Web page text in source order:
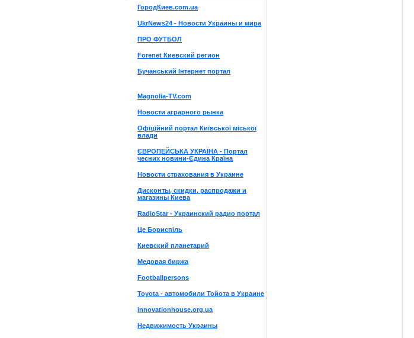
ГородКиев.com.ua
UkrNews24 - Новости Украины и мира
ПРО ФУТБОЛ
Forenet Киевский регион
Бучанський Інтернет портал
Magnolia-TV.com
Новости аграрного рынка
Офіційний портал Київської міської
влади
ЄВРОПЕЙСЬКА УКРАЇНА - Портал
чесних новини-Єдина Країна
Новости страхования в Украине
Дисконты, скидки, распродажи и
магазины Киева
RadioStar - Украинский радио портал
Це Бориспіль
Киевский планетарий
Медовая биржа
Footballpersons
Toyota - автомобили Тойота в Украине
innovationhouse.org.ua
Недвижимость Украины